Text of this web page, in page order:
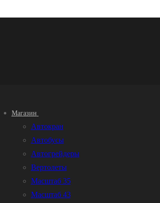
Магазин
Автокран
Автобусы
Автогрейдеры
Вертолеты
Масштаб 35
Масштаб 43